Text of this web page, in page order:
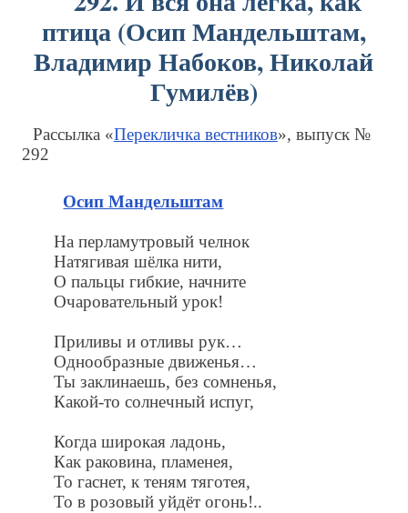
птица (Осип Мандельштам,
Владимир Набоков, Николай
Гумилёв)
Рассылка «Перекличка вестников», выпуск №
292
Осип Мандельштам
На перламутровый челнок
Натягивая шёлка нити,
О пальцы гибкие, начните
Очаровательный урок!
Приливы и отливы рук…
Однообразные движенья…
Ты заклинаешь, без сомненья,
Какой-то солнечный испуг,
Когда широкая ладонь,
Как раковина, пламенея,
То гаснет, к теням тяготея,
То в розовый уйдёт огонь!..